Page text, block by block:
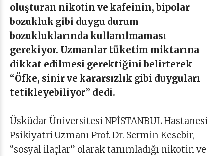
oluşturan nikotin ve kafeinin, bipolar
bozukluk gibi duygu durum
bozukluklarında kullanılmaması
gerekiyor. Uzmanlar tüketim miktarına
dikkat edilmesi gerektiğini belirterek
“Öfke, sinir ve kararsızlık gibi duyguları
tetikleyebiliyor” dedi.
Üsküdar Üniversitesi NPİSTANBUL Hastanesi
Psikiyatri Uzmanı Prof. Dr. Sermin Kesebir,
“sosyal ilaçlar” olarak tanımladığı nikotin ve